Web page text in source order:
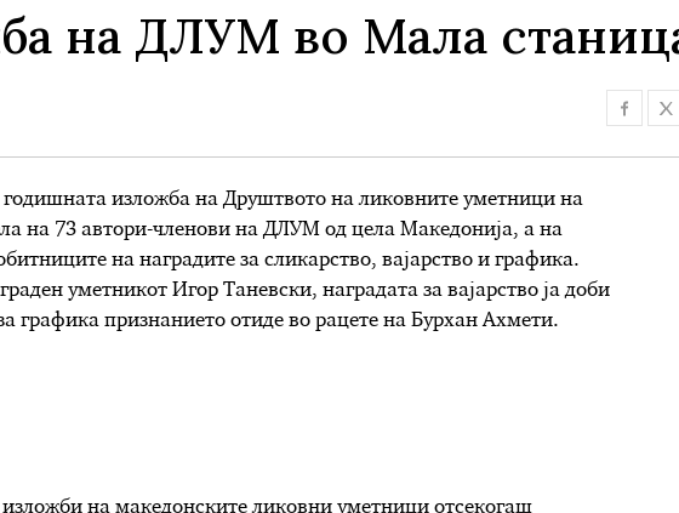
на ДЛУМ во Мала
изложба на Друштвото на ликовните уметници на
на 73 автори-членови на ДЛУМ од цела Македонија, а на
на наградите за сликарство, вајарство и графика.
уметникот Игор Таневски, наградата за вајарство ја доби
графика признанието отиде во рацете на Бурхан Ахмети.
на македонските ликовни уметници отсекогаш